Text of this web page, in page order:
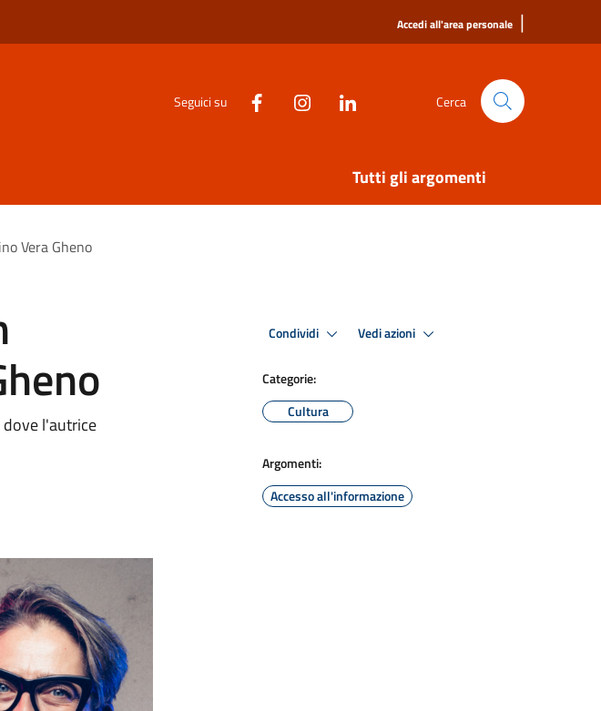
Accedi all'area personale |
Seguici su Cerca
Tutti gli argomenti
Vera Gheno
l'autrice
Condividi Vedi azioni
Categorie:
Cultura
Argomenti:
Accesso all'informazione